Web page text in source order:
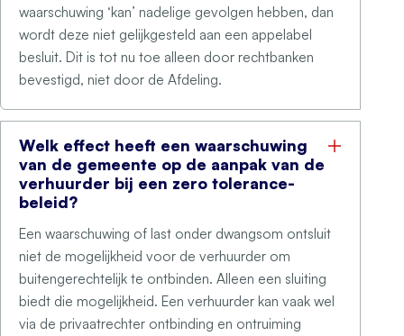
waarschuwing ‘kan’ nadelige gevolgen hebben, dan
wordt deze niet gelijkgesteld aan een appelabel
besluit. Dit is tot nu toe alleen door rechtbanken
bevestigd, niet door de Afdeling.
Welk effect heeft een waarschuwing
van de gemeente op de aanpak van de
verhuurder bij een zero tolerance-
beleid?
Een waarschuwing of last onder dwangsom ontsluit
niet de mogelijkheid voor de verhuurder om
buitengerechtelijk te ontbinden. Alleen een sluiting
biedt die mogelijkheid. Een verhuurder kan vaak wel
via de privaatrechter ontbinding en ontruiming